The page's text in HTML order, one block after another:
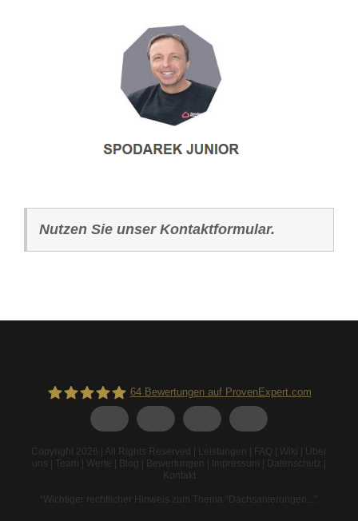
Nutzen Sie unser Kontaktformular.
64Bewertungen auf ProvenExpert.com
Copyright 2026 | All Rights Reserved | Leistungen | FAQ | Wiki | Über
uns | Team | Werte | Blog | Bewertungen | Impressum | Datenschutz |
Kontakt
*Wichtiger rechtlicher Hinweis zum Thema “Dachsanierungen...”